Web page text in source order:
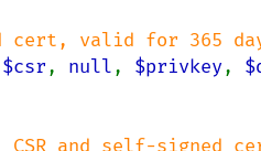
$csr, null, $privkey,